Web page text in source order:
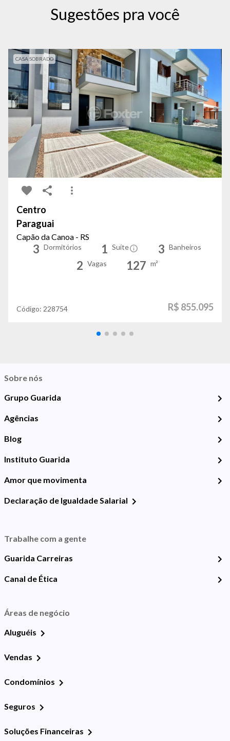
Sugestões pra você
CASA SOBRADO
Centro
Paraguai
Capão da Canoa - RS
3 Dormitórios 1 Suíte 3 Banheiros
2 Vagas 127 m²
Código: 228754 R$ 855.095
Sobre nós
Grupo Guarida
Agências
Blog
Instituto Guarida
Amor que movimenta
Declaração de Igualdade Salarial
Trabalhe com a gente
Guarida Carreiras
Canal de Ética
Áreas de negócio
Aluguéis
Vendas
Condomínios
Seguros
Soluções Financeiras